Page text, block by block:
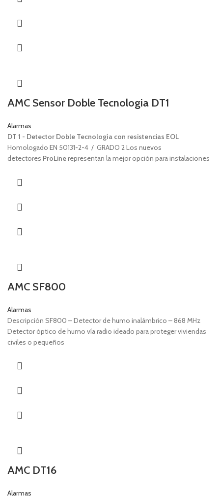
AMC Sensor Doble Tecnologia DT1
Alarmas
DT 1 - Detector Doble Tecnología con resistencias EOL
Homologado EN 50131-2-4 / GRADO 2 Los nuevos
detectores ProLinerepresentan la mejor opción para instalaciones
detectores ProLine usan solo PIR digital, evitando así la conversión
el PIR analógico se amplifica y se convierte a digital.
AMC SF800
Alarmas
Descripción SF800 – Detector de humo inalámbrico – 868 MHz
Detector óptico de humo vía radio ideado para proteger viviendas
civiles o pequeños
AMC DT16
Alarmas